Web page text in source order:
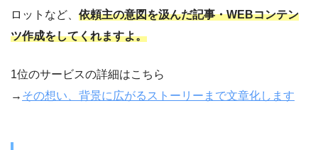
ロットなど、 依頼主の意図を汲んだ記事・WEBコンテン
ツ作成をしてくれますよ。
1位のサービスの詳細はこちら
→ その想い、背景に広がるストーリーまで文章化します